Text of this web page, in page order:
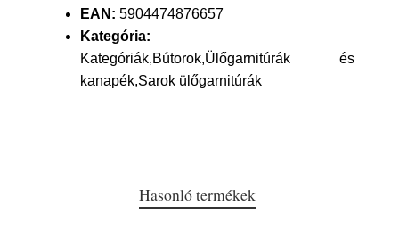
EAN: 5904474876657
Kategória:
Kategóriák,Bútorok,Ülőgarnitúrák és
kanapék,Sarok ülőgarnitúrák
Hasonló termékek